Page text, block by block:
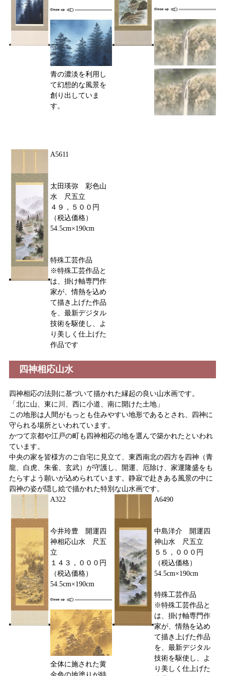
青の濃淡を利用し
て幻想的な風景を
創り出していま
す。
A5611
太田瑛弥 彩色山
水 尺五立
４９，５００円
（税込価格）
54.5cm×190cm
特殊工芸作品
※特殊工芸作品と
は、掛け軸専門作
家が、情熱を込め
て描き上げた作品
を、最新デジタル
技術を駆使し、よ
り美しく仕上げた
作品です
四神相応山水
四神相応の法則に基づいて描かれた縁起の良い山水画です。
「北に山、東に川、西に小道、南に開けた土地」
この地形は人間がもっとも住みやすい地形であるとされ、四神に
守られる場所といわれています。
かつて京都や江戸の町も四神相応の地を選んで築かれたといわれ
ています。
中央の家を皆様方のご自宅に見立て、東西南北の四方を四神（青
龍、白虎、朱雀、玄武）が守護し、開運、厄除け、家運隆盛をも
たらすよう願いが込められています。静寂で赴きある風景の中に
四神の姿が隠し絵で描かれた特別な山水画です。
A322
今井玲豊 開運四
神相応山水 尺五
立
１４３，０００円
（税込価格）
54.5cm×190cm
全体に施された黄
A6490
中島洋介 開運四
神山水 尺五立
５５，０００円
（税込価格）
54.5cm×190cm
特殊工芸作品
※特殊工芸作品と
は、掛け軸専門作
家が、情熱を込め
て描き上げた作品
を、最新デジタル
技術を駆使し、よ
り美しく仕上げた